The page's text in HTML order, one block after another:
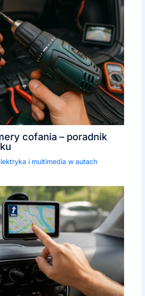
cofania – poradnik
i multimedia w autach